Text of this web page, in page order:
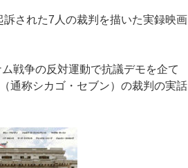
された7人の裁判を描いた実録映画
戦争の反対運動で抗議デモを企て
通称シカゴ・セブン）の裁判の実話